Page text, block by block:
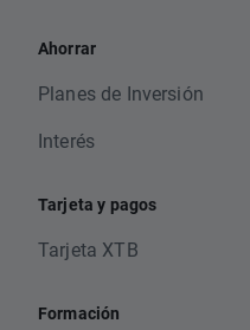
Ahorrar
Planes de Inversión
Interés
Tarjeta y pagos
Tarjeta XTB
Formación